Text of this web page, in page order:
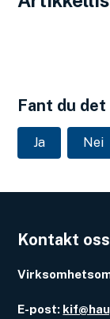
Fant du
Ja Nei
Kontakt oss
E-post: